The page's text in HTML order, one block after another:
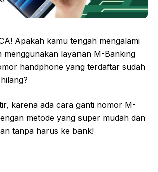
Apakah kamu tengah mengalami
menggunakan layanan M-Banking
handphone yang terdaftar sudah
karena ada cara ganti nomor M-
metode yang super mudah dan
tanpa harus ke bank!